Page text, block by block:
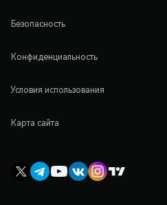
Безопасность
Конфиденциальность
Условия использования
Карта сайта